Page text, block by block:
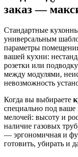
заказ —
Стандартные
универсальным
параметры
вашей кухни:
розетки или
между модулями,
невозможность
Когда вы выбираете
специально под
мелочей: высоту и
наличие газовых
— эргономичная и
готовить, убирать и